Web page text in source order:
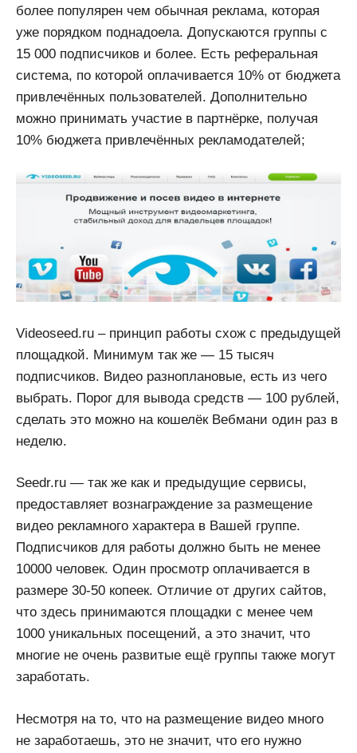
более популярен чем обычная реклама, которая
уже порядком поднадоела. Допускаются группы с
15 000 подписчиков и более. Есть реферальная
система, по которой оплачивается 10% от бюджета
привлечённых пользователей. Дополнительно
можно принимать участие в партнёрке, получая
10% бюджета привлечённых рекламодателей;
Videoseed.ru – принцип работы схож с предыдущей
площадкой. Минимум так же — 15 тысяч
подписчиков. Видео разноплановые, есть из чего
выбрать. Порог для вывода средств — 100 рублей,
сделать это можно на кошелёк Вебмани один раз в
неделю.
Seedr.ru — так же как и предыдущие сервисы,
предоставляет вознаграждение за размещение
видео рекламного характера в Вашей группе.
Подписчиков для работы должно быть не менее
10000 человек. Один просмотр оплачивается в
размере 30-50 копеек. Отличие от других сайтов,
что здесь принимаются площадки с менее чем
1000 уникальных посещений, а это значит, что
многие не очень развитые ещё группы также могут
заработать.
Несмотря на то, что на размещение видео много
не заработаешь, это не значит, что его нужно